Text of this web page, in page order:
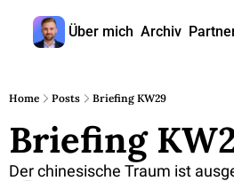
Über mich Archiv
Home Posts Briefing KW29
Briefing
Der chinesische Traum ist